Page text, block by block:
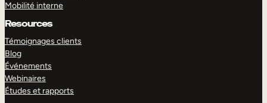
Mobilité interne
Resources
Témoignages clients
Blog
Événements
Webinaires
Études et rapports